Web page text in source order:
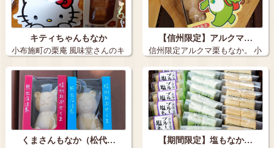
キティちゃんもなか
小布施町の栗庵 風味堂さんのキ
ティちゃん…
【信州限定】アルクマ…
信州限定アルクマ栗もなか。 小
布施…
くまさんもなか（松代… 【期間限定】塩もなか…